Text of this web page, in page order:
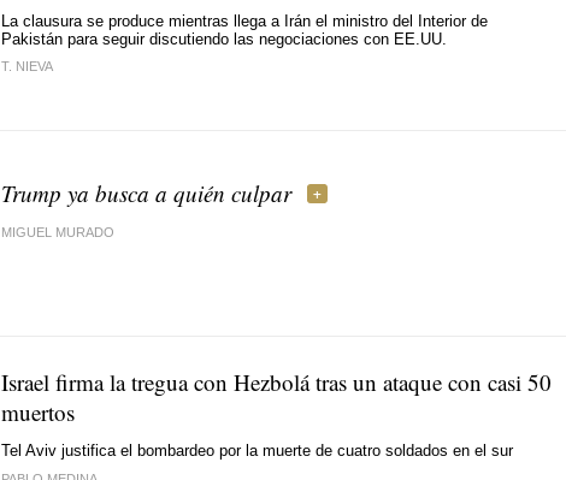
La clausura se produce mientras llega a Irán el ministro del Interior de
Pakistán para seguir discutiendo las negociaciones con EE.UU.
T. NIEVA
Trump ya busca a quién culpar
MIGUEL MURADO
Israel firma la tregua con Hezbolá tras un ataque con casi 50
muertos
Tel Aviv justifica el bombardeo por la muerte de cuatro soldados en el sur